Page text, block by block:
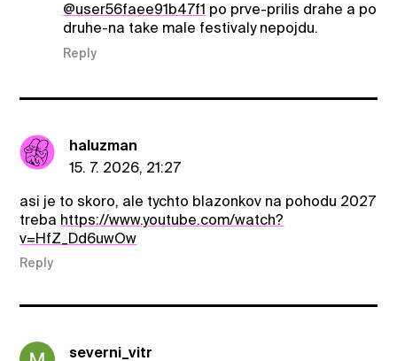
@user56faee91b47f1 po prve-prilis drahe a po
druhe-na take male festivaly nepojdu.
Reply
haluzman
15. 7. 2026, 21:27
asi je to skoro, ale tychto blazonkov na pohodu 2027
treba https://www.youtube.com/watch?
v=HfZ_Dd6uwOw
Reply
severni_vitr